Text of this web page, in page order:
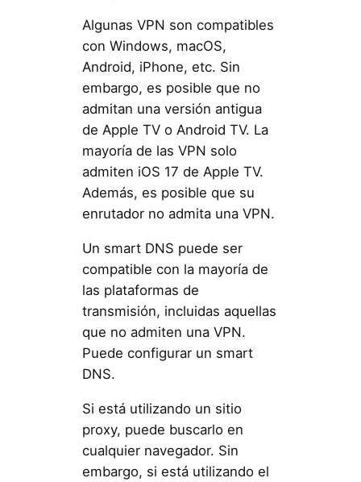
Algunas VPN son compatibles
con Windows, macOS,
Android, iPhone, etc. Sin
embargo, es posible que no
admitan una versión antigua
de Apple TV o Android TV. La
mayoría de las VPN solo
admiten iOS 17 de Apple TV.
Además, es posible que su
enrutador no admita una VPN.
Un smart DNS puede ser
compatible con la mayoría de
las plataformas de
transmisión, incluidas aquellas
que no admiten una VPN.
Puede configurar un smart
DNS.
Si está utilizando un sitio
proxy, puede buscarlo en
cualquier navegador. Sin
embargo, si está utilizando el